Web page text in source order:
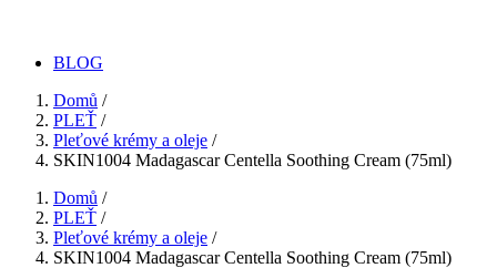
BLOG
Domů /
PLEŤ /
Pleťové krémy a oleje /
SKIN1004 Madagascar Centella Soothing Cream (75ml)
Domů /
PLEŤ /
Pleťové krémy a oleje /
SKIN1004 Madagascar Centella Soothing Cream (75ml)